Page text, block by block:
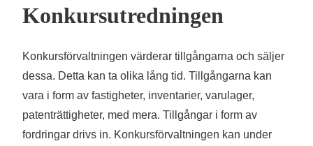
Konkursutredningen
Konkursförvaltningen värderar tillgångarna och säljer
dessa. Detta kan ta olika lång tid. Tillgångarna kan
vara i form av fastigheter, inventarier, varulager,
patenträttigheter, med mera. Tillgångar i form av
fordringar drivs in. Konkursförvaltningen kan under